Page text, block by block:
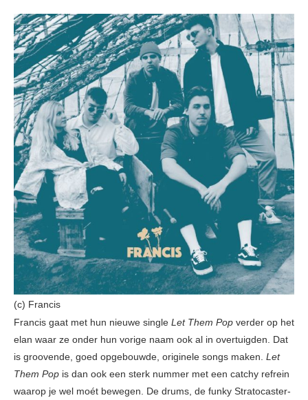
(c) Francis
Francis gaat met hun nieuwe single Let Them Pop verder op het
elan waar ze onder hun vorige naam ook al in overtuigden. Dat
is groovende, goed opgebouwde, originele songs maken. Let
Them Pop is dan ook een sterk nummer met een catchy refrein
waarop je wel moét bewegen. De drums, de funky Stratocaster-